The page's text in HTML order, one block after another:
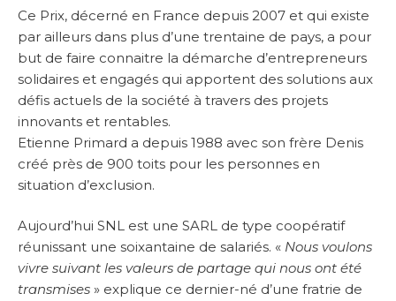
Ce Prix, décerné en France depuis 2007 et qui existe
par ailleurs dans plus d’une trentaine de pays, a pour
but de faire connaitre la démarche d’entrepreneurs
solidaires et engagés qui apportent des solutions aux
défis actuels de la société à travers des projets
innovants et rentables.
Etienne Primard a depuis 1988 avec son frère Denis
créé près de 900 toits pour les personnes en
situation d’exclusion.
Aujourd’hui SNL est une SARL de type coopératif
réunissant une soixantaine de salariés. « Nous voulons
vivre suivant les valeurs de partage qui nous ont été
transmises » explique ce dernier-né d’une fratrie de